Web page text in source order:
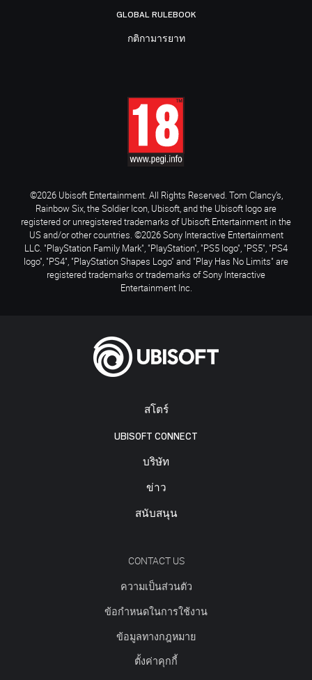
สโตร์
UBISOFT CONNECT
บริษัท
ข่าว
สนับสนุน
CONTACT US
ความเป็นส่วนตัว
ข้อกำหนดในการใช้งาน
ข้อมูลทางกฎหมาย
ตั้งค่าคุกกี้
GLOBAL RULEBOOK
กติกามารยาท
©2026 Ubisoft Entertainment. All Rights Reserved. Tom Clancy’s,
Rainbow Six, the Soldier Icon, Ubisoft, and the Ubisoft logo are
registered or unregistered trademarks of Ubisoft Entertainment in the
US and/or other countries. ©2026 Sony Interactive Entertainment
LLC. "PlayStation Family Mark", "PlayStation", "PS5 logo", "PS5", "PS4
logo", "PS4", "PlayStation Shapes Logo" and "Play Has No Limits" are
registered trademarks or trademarks of Sony Interactive
Entertainment Inc.